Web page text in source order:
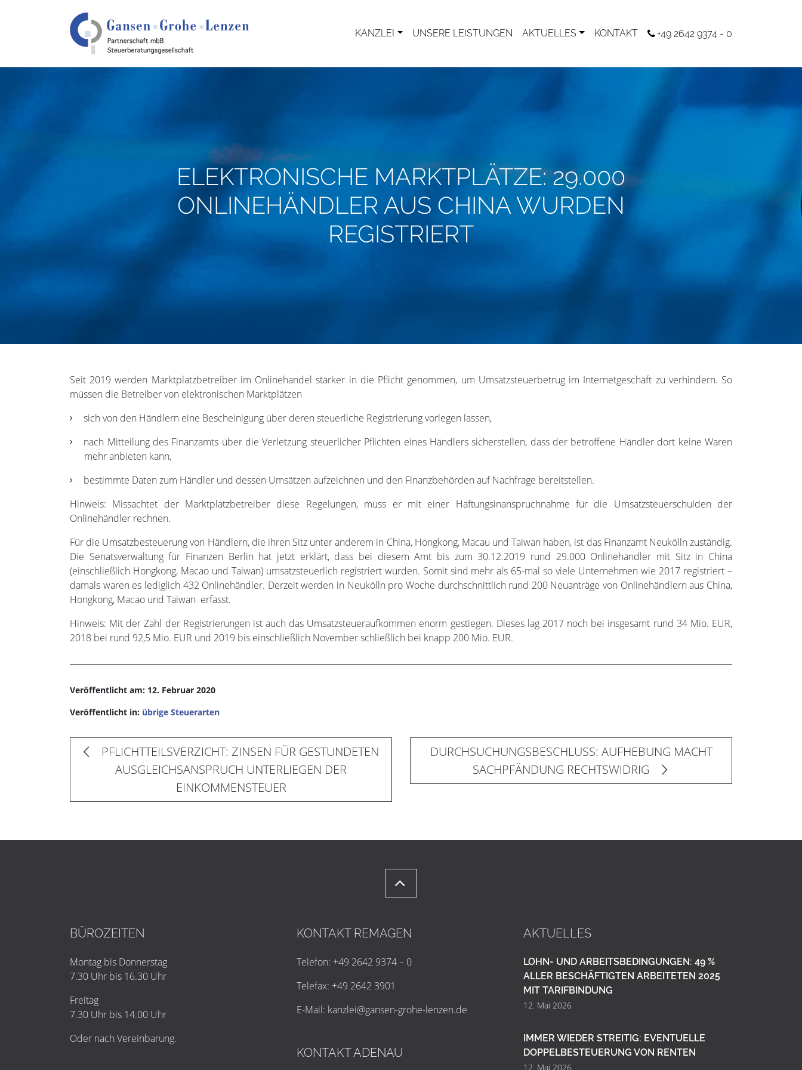
KANZLEI UNSERE LEISTUNGEN AKTUELLES KONTAKT +49 2642 9374 - 0
ELEKTRONISCHE MARKTPLÄTZE: 29.000
ONLINEHÄNDLER AUS CHINA WURDEN
REGISTRIERT
Seit 2019 werden Marktplatzbetreiber im Onlinehandel stärker in die Pflicht genommen, um Umsatzsteuerbetrug im Internetgeschäft zu verhindern. So
müssen die Betreiber von elektronischen Marktplätzen
sich von den Händlern eine Bescheinigung über deren steuerliche Registrierung vorlegen lassen,
nach Mitteilung des Finanzamts über die Verletzung steuerlicher Pflichten eines Händlers sicherstellen, dass der betroffene Händler dort keine Waren
mehr anbieten kann,
bestimmte Daten zum Händler und dessen Umsätzen aufzeichnen und den Finanzbehörden auf Nachfrage bereitstellen.
Hinweis: Missachtet der Marktplatzbetreiber diese Regelungen, muss er mit einer Haftungsinanspruchnahme für die Umsatzsteuerschulden der
Onlinehändler rechnen.
Für die Umsatzbesteuerung von Händlern, die ihren Sitz unter anderem in China, Hongkong, Macau und Taiwan haben, ist das Finanzamt Neukölln zuständig.
Die Senatsverwaltung für Finanzen Berlin hat jetzt erklärt, dass bei diesem Amt bis zum 30.12.2019 rund 29.000 Onlinehändler mit Sitz in China
(einschließlich Hongkong, Macao und Taiwan) umsatzsteuerlich registriert wurden. Somit sind mehr als 65-mal so viele Unternehmen wie 2017 registriert –
damals waren es lediglich 432 Onlinehändler. Derzeit werden in Neukölln pro Woche durchschnittlich rund 200 Neuanträge von Onlinehändlern aus China,
Hongkong, Macao und Taiwan erfasst.
Hinweis: Mit der Zahl der Registrierungen ist auch das Umsatzsteueraufkommen enorm gestiegen. Dieses lag 2017 noch bei insgesamt rund 34 Mio. EUR,
2018 bei rund 92,5 Mio. EUR und 2019 bis einschließlich November schließlich bei knapp 200 Mio. EUR.
Veröffentlicht am: 12. Februar 2020
Veröffentlicht in: übrige Steuerarten
PFLICHTTEILSVERZICHT: ZINSEN FÜR GESTUNDETEN
AUSGLEICHSANSPRUCH UNTERLIEGEN DER
EINKOMMENSTEUER
DURCHSUCHUNGSBESCHLUSS: AUFHEBUNG MACHT
SACHPFÄNDUNG RECHTSWIDRIG
BÜROZEITEN
Montag bis Donnerstag
7.30 Uhr bis 16.30 Uhr
Freitag
7.30 Uhr bis 14.00 Uhr
Oder nach Vereinbarung.
KONTAKT REMAGEN
Telefon: +49 2642 9374 – 0
Telefax: +49 2642 3901
E-Mail: kanzlei@gansen-grohe-lenzen.de
KONTAKT ADENAU
AKTUELLES
LOHN- UND ARBEITSBEDINGUNGEN: 49 %
ALLER BESCHÄFTIGTEN ARBEITETEN 2025
MIT TARIFBINDUNG
12. Mai 2026
IMMER WIEDER STREITIG: EVENTUELLE
DOPPELBESTEUERUNG VON RENTEN
12. Mai 2026